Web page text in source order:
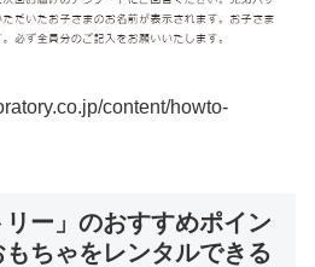
content/howto-
リー」のおすすめポイン
もちゃをレンタルできる